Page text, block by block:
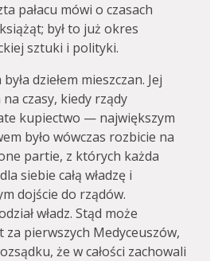
pałacu mówi o czasach
był to już okres
sztuki i polityki.
dziełem mieszczan. Jej
czasy, kiedy rządy
kupiectwo — największym
było wówczas rozbicie na
partie, z których każda
siebie całą władzę i
dojście do rządów.
władz. Stąd może
za pierwszych Medyceuszów,
że w całości zachowali